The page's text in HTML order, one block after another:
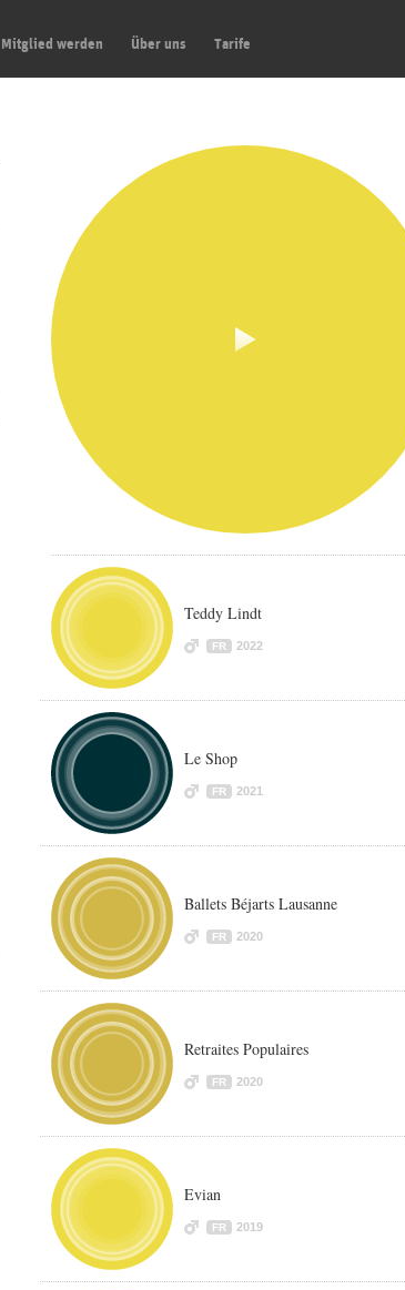
Mitglied werden Über uns Tarife
Teddy Lindt
FR 2022
Le Shop
FR 2021
Ballets Béjarts Lausanne
FR 2020
Retraites Populaires
FR 2020
Evian
FR 2019